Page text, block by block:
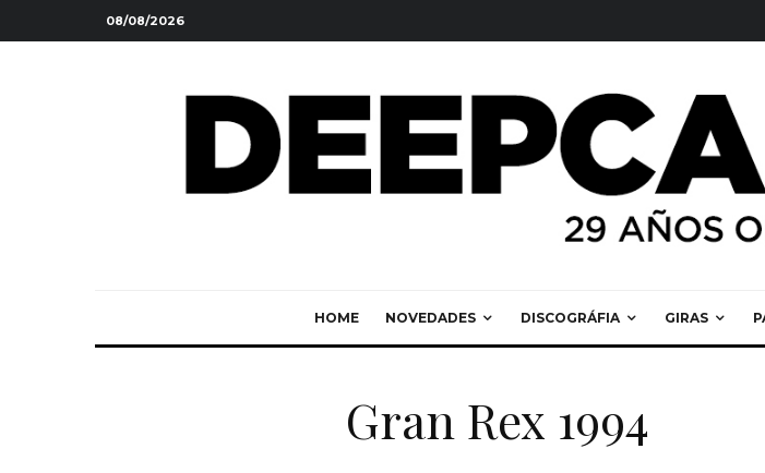
08/08/2026
HOME NOVEDADES DISCOGRÁFIA GIRAS
Gran Rex 1994